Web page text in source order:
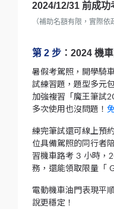
2024/12/31 前成功
（補助名額有限，實際依
第 2 步 ：2024 機
暑假考駕照，開學騎
試練習題，題型多元
加強複習「魔王筆試
多次使用也沒問題！
練完筆試還可線上預
位具備駕照的同行者
習機車路考 3 小時，
務，還能領取限量「
電動機車油門表現平
說更穩定！